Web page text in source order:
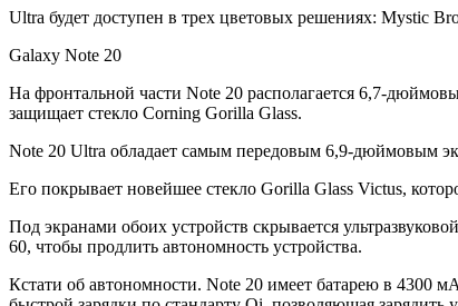
Ultra будет доступен в трех цветовых решениях: Mystic
Galaxy Note 20
На фронтальной части Note 20 располагается 6,7-
защищает стекло Corning Gorilla Glass.
Note 20 Ultra обладает самым передовым 6,9-дюймовым
Его покрывает новейшее стекло Gorilla Glass Victus,
Под экранами обоих устройств скрывается
60, чтобы продлить автономность устройства.
Кстати об автономности. Note 20 имеет батарею в 4300